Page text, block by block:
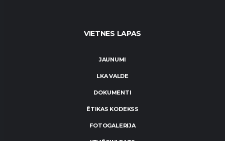
VIETNES LAPAS
JAUNUMI
LKA VALDE
DOKUMENTI
ĒTIKAS KODEKSS
FOTOGALERIJA